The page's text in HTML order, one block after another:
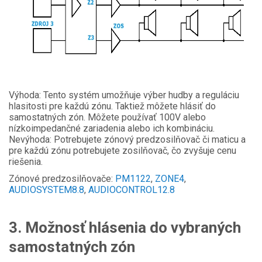
Výhoda: Tento systém umožňuje výber hudby a reguláciu
hlasitosti pre každú zónu. Taktiež môžete hlásiť do
samostatných zón. Môžete používať 100V alebo
nízkoimpedančné zariadenia alebo ich kombináciu.
Nevýhoda: Potrebujete zónový predzosilňovač či maticu a
pre každú zónu potrebujete zosilňovač, čo zvyšuje cenu
riešenia.
Zónové predzosilňovače: PM1122, ZONE4,
AUDIOSYSTEM8.8, AUDIOCONTROL12.8
3. Možnosť hlásenia do vybraných
samostatných zón